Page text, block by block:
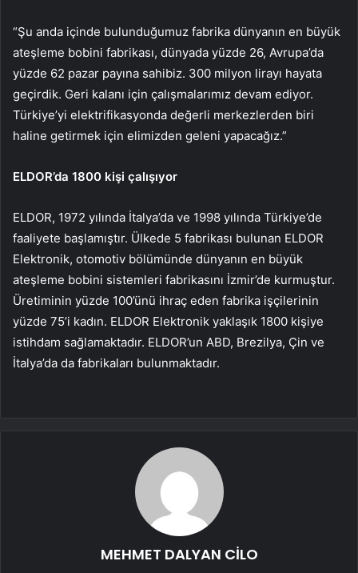
“Şu anda içinde bulunduğumuz fabrika dünyanın en büyük
ateşleme bobini fabrikası, dünyada yüzde 26, Avrupa’da
yüzde 62 pazar payına sahibiz. 300 milyon lirayı hayata
geçirdik. Geri kalanı için çalışmalarımız devam ediyor.
Türkiye’yi elektrifikasyonda değerli merkezlerden biri
haline getirmek için elimizden geleni yapacağız.”
ELDOR’da 1800 kişi çalışıyor
ELDOR, 1972 yılında İtalya’da ve 1998 yılında Türkiye’de
faaliyete başlamıştır. Ülkede 5 fabrikası bulunan ELDOR
Elektronik, otomotiv bölümünde dünyanın en büyük
ateşleme bobini sistemleri fabrikasını İzmir’de kurmuştur.
Üretiminin yüzde 100’ünü ihraç eden fabrika işçilerinin
yüzde 75’i kadın. ELDOR Elektronik yaklaşık 1800 kişiye
istihdam sağlamaktadır. ELDOR’un ABD, Brezilya, Çin ve
İtalya’da da fabrikaları bulunmaktadır.
MEHMET DALYAN CİLO